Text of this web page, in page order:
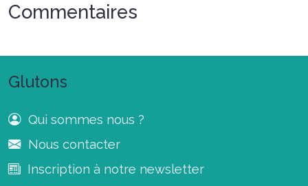
Commentaires
Glutons
Qui sommes nous ?
Nous contacter
Inscription à notre newsletter